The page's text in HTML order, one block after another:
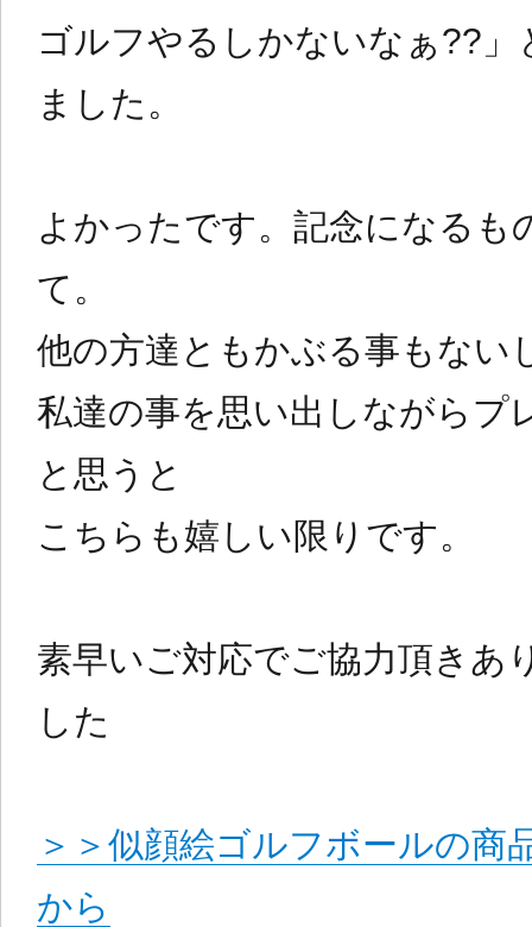
ゴルフやるしかないなぁ??
ました。
よかったです。記念になるも
て。
他の方達ともかぶる事もない
私達の事を思い出しながらプ
と思うと
こちらも嬉しい限りです。
素早いご対応でご協力頂きあ
した
＞＞似顔絵ゴルフボールの商
から